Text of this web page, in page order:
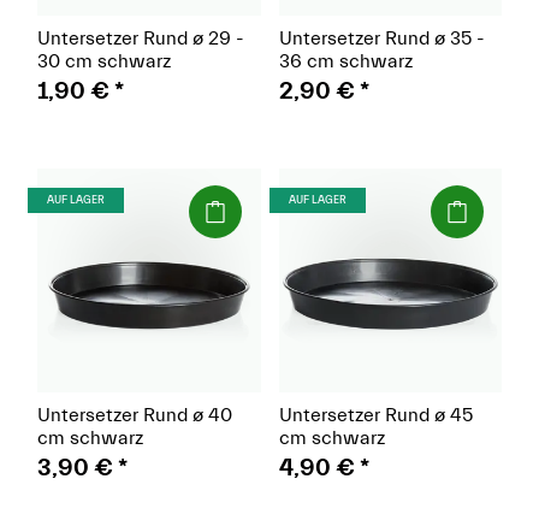
Untersetzer Rund ø 29 -
30 cm schwarz
1,90 € *
Untersetzer Rund ø 35 -
36 cm schwarz
2,90 € *
AUF LAGER (Paket)
Untersetzer Rund ø 40
cm schwarz
3,90 € *
AUF LAGER (Paket)
Untersetzer Rund ø 45
cm schwarz
4,90 € *